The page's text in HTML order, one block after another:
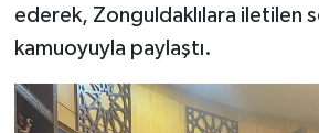
ederek, Zonguldaklılara iletilen
kamuoyuyla paylaştı.